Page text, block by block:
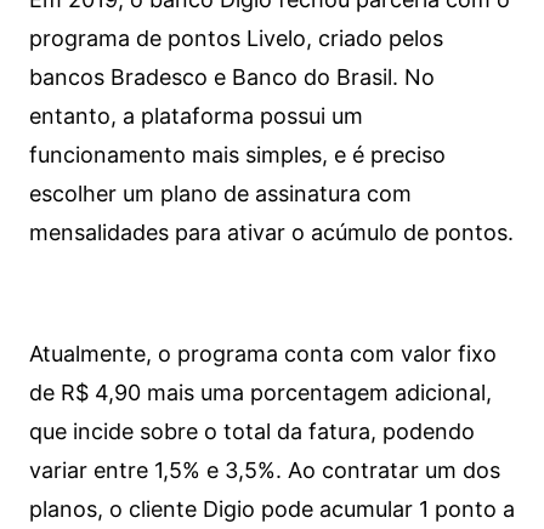
programa de pontos Livelo, criado pelos
bancos Bradesco e Banco do Brasil. No
entanto, a plataforma possui um
funcionamento mais simples, e é preciso
escolher um plano de assinatura com
mensalidades para ativar o acúmulo de pontos.
Atualmente, o programa conta com valor fixo
de R$ 4,90 mais uma porcentagem adicional,
que incide sobre o total da fatura, podendo
variar entre 1,5% e 3,5%. Ao contratar um dos
planos, o cliente Digio pode acumular 1 ponto a